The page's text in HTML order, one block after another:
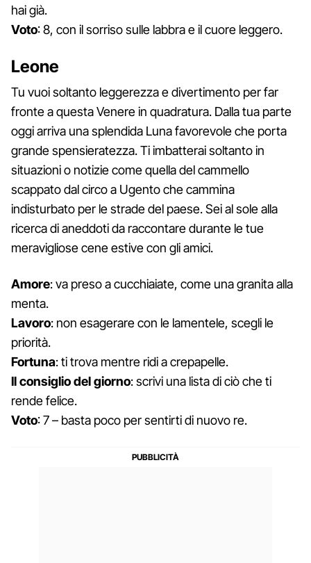
hai già.
Voto: 8, con il sorriso sulle labbra e il cuore leggero.
Leone
Tu vuoi soltanto leggerezza e divertimento per far
fronte a questa Venere in quadratura. Dalla tua parte
oggi arriva una splendida Luna favorevole che porta
grande spensieratezza. Ti imbatterai soltanto in
situazioni o notizie come quella del cammello
scappato dal circo a Ugento che cammina
indisturbato per le strade del paese. Sei al sole alla
ricerca di aneddoti da raccontare durante le tue
meravigliose cene estive con gli amici.
Amore: va preso a cucchiaiate, come una granita alla
menta.
Lavoro: non esagerare con le lamentele, scegli le
priorità.
Fortuna: ti trova mentre ridi a crepapelle.
Il consiglio del giorno: scrivi una lista di ciò che ti
rende felice.
Voto: 7 – basta poco per sentirti di nuovo re.